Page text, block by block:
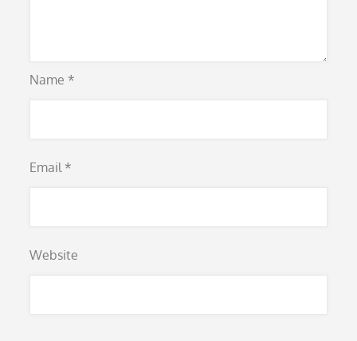
Name *
Email *
Website